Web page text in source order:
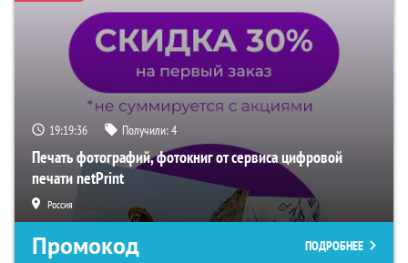
19:19:35 Получили:4
Печать фотографий, фотокниг от сервиса цифровой
печати netPrint
Россия
Промокод ПОДРОБНЕЕ